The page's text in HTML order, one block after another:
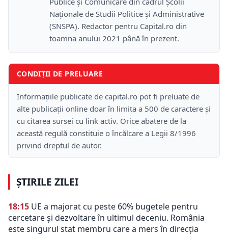
Naţionale de Studii Politice și Administrative
(SNSPA). Redactor pentru Capital.ro din
toamna anului 2021 până în prezent.
CONDIȚII DE PRELUARE
Informațiile publicate de capital.ro pot fi preluate de
alte publicații online doar în limita a 500 de caractere și
cu citarea sursei cu link activ. Orice abatere de la
această regulă constituie o încălcare a Legii 8/1996
privind dreptul de autor.
ȘTIRILE ZILEI
18:15 UE a majorat cu peste 60% bugetele pentru
cercetare și dezvoltare în ultimul deceniu. România
este singurul stat membru care a mers în direcția